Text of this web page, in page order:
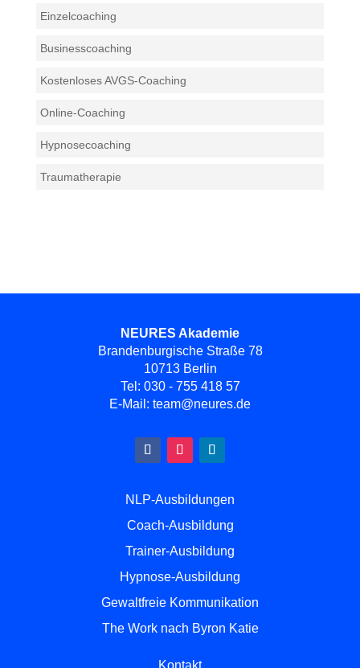
Einzelcoaching
Businesscoaching
Kostenloses AVGS-Coaching
Online-Coaching
Hypnosecoaching
Traumatherapie
NEURES Akademie
Brandenburgische Straße 78
10713 Berlin
Tel: 030 - 755 418 57
E-Mail: team@neures.de
NLP-Ausbildungen
Coach-Ausbildung
Trainer-Ausbildung
Hypnose-Ausbildung
Gewaltfreie Kommunikation
The Work nach Byron Katie
Kontakt